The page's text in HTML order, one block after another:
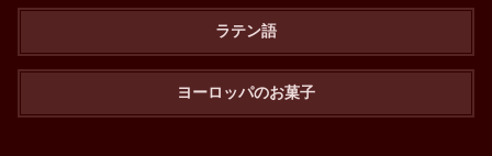
ラテン語
ヨーロッパのお菓子